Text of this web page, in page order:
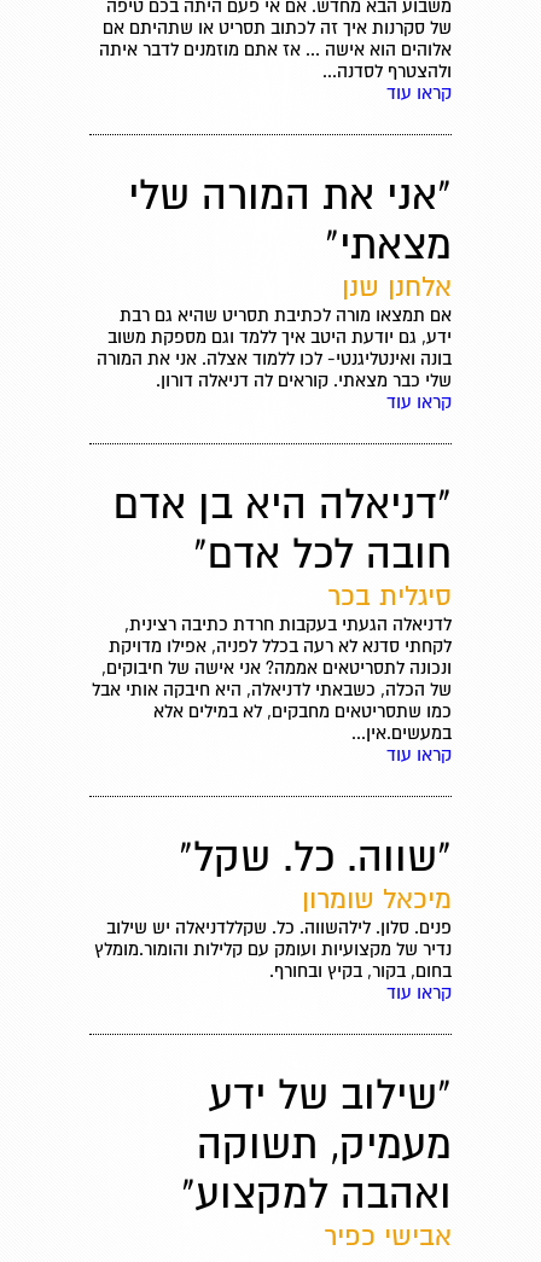
משבוע הבא מחדש. אם אי פעם היתה בכם טיפה
של סקרנות איך זה לכתוב תסריט או שתהיתם אם
אלוהים הוא אישה ... אז אתם מוזמנים לדבר איתה
ולהצטרף לסדנה...
קראו עוד
"אני את המורה שלי
מצאתי"
אלחנן שנן
אם תמצאו מורה לכתיבת תסריט שהיא גם רבת
ידע, גם יודעת היטב איך ללמד וגם מספקת משוב
בונה ואינטליגנטי- לכו ללמוד אצלה. אני את המורה
שלי כבר מצאתי. קוראים לה דניאלה דורון.
קראו עוד
"דניאלה היא בן אדם
חובה לכל אדם"
סיגלית בכר
לדניאלה הגעתי בעקבות חרדת כתיבה רצינית,
לקחתי סדנא לא רעה בכלל לפניה, אפילו מדויקת
ונכונה לתסריטאים אממה? אני אישה של חיבוקים,
של הכלה, כשבאתי לדניאלה, היא חיבקה אותי אבל
כמו שתסריטאים מחבקים, לא במילים אלא
במעשים.אין...
קראו עוד
"שווה. כל. שקל"
מיכאל שומרון
פנים. סלון. לילהשווה. כל. שקללדניאלה יש שילוב
נדיר של מקצועיות ועומק עם קלילות והומור.מומלץ
בחום, בקור, בקיץ ובחורף.
קראו עוד
"שילוב של ידע
מעמיק, תשוקה
ואהבה למקצוע"
אבישי כפיר